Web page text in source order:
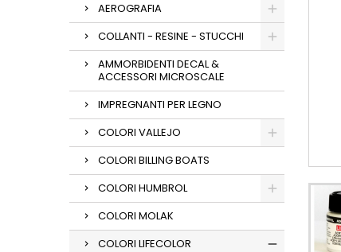
AEROGRAFIA
COLLANTI - RESINE - STUCCHI
AMMORBIDENTI DECAL &
ACCESSORI MICROSCALE
IMPREGNANTI PER LEGNO
COLORI VALLEJO
COLORI BILLING BOATS
COLORI HUMBROL
COLORI MOLAK
COLORI LIFECOLOR